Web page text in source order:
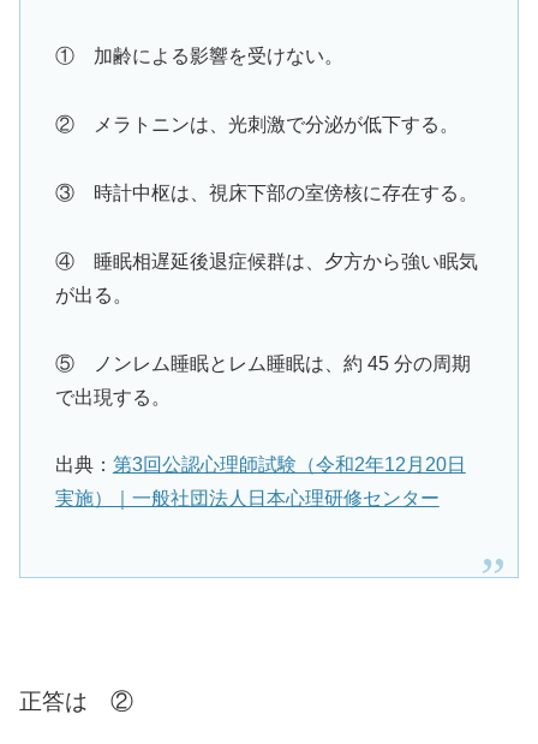
① 加齢による影響を受けない。
② メラトニンは、光刺激で分泌が低下する。
③ 時計中枢は、視床下部の室傍核に存在する。
④ 睡眠相遅延後退症候群は、夕方から強い眠気
が出る。
⑤ ノンレム睡眠とレム睡眠は、約 45 分の周期
で出現する。
出典： 第3回公認心理師試験（令和2年12月20日
実施）｜一般社団法人日本心理研修センター
正答は ②